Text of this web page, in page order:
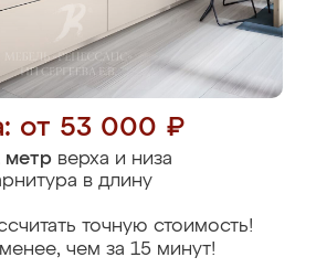
от 53 000 ₽
метрверха и низа
в длину
точную стоимость!
чем за 15 минут!